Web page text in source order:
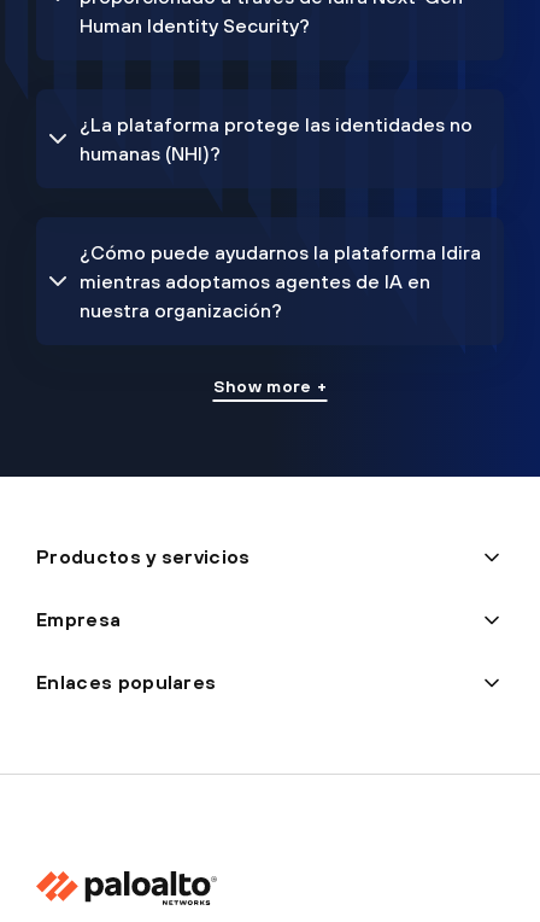
Human Identity Security?
¿La plataforma protege las identidades no
humanas (NHI)?
¿Cómo puede ayudarnos la plataforma Idira
mientras adoptamos agentes de IA en
nuestra organización?
Show more +
Productos y servicios
Empresa
Enlaces populares